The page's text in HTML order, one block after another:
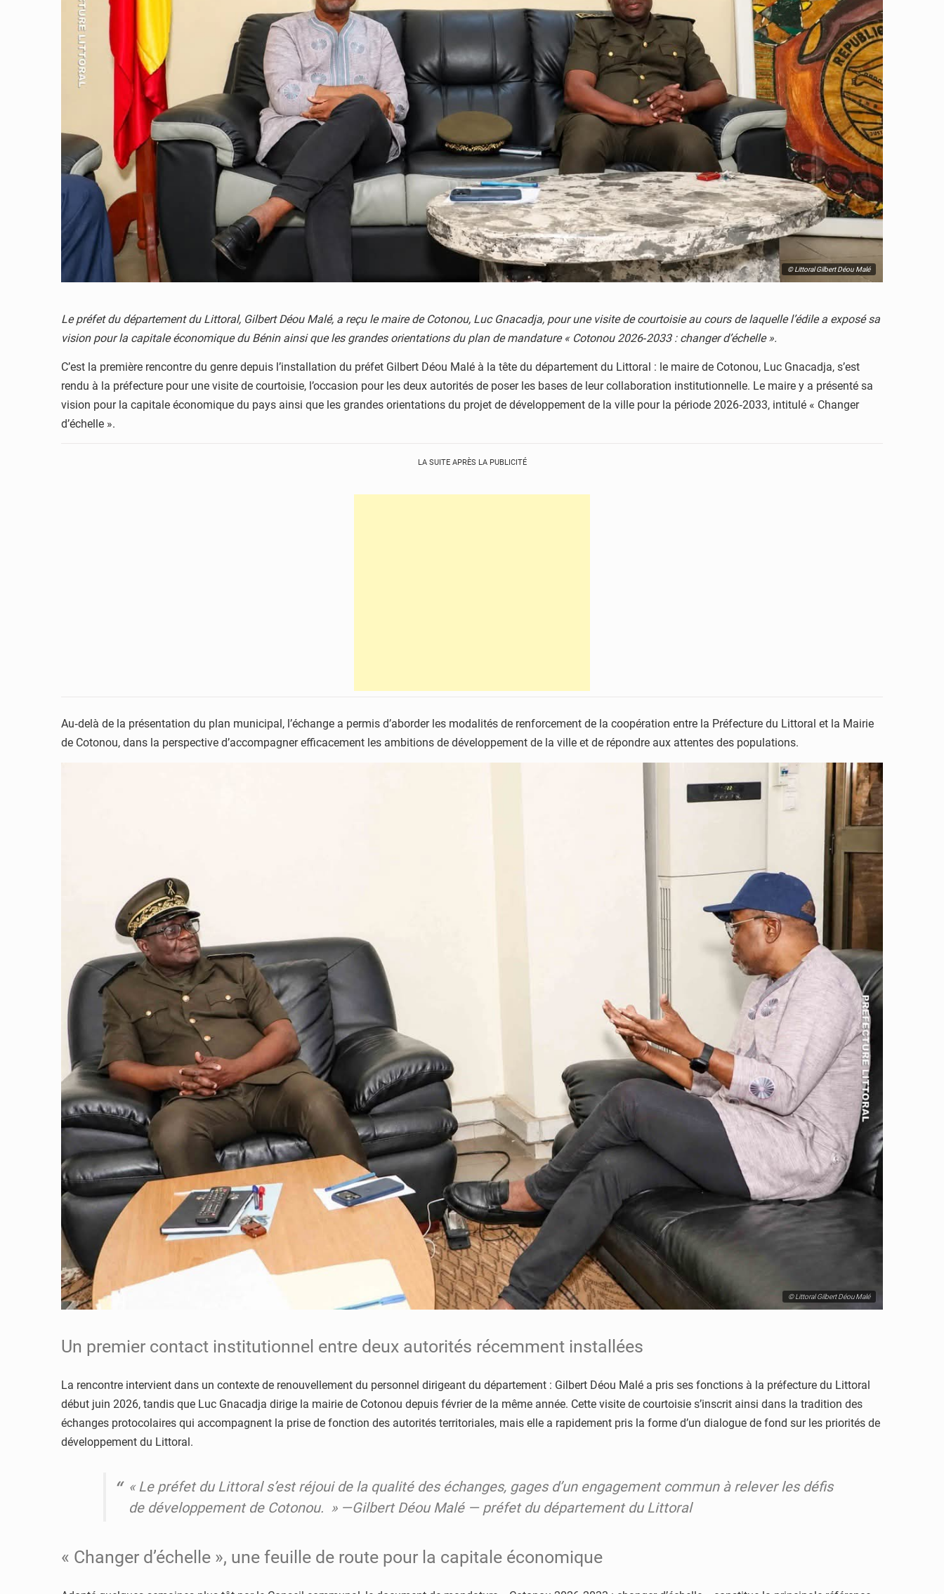
© Littoral Gilbert Déou Malé
Le préfet du département du Littoral, Gilbert Déou Malé, a reçu le maire de Cotonou, Luc Gnacadja, pour une visite de courtoisie au cours de laquelle l’édile a exposé sa
vision pour la capitale économique du Bénin ainsi que les grandes orientations du plan de mandature « Cotonou 2026‑2033 : changer d’échelle ».
C’est la première rencontre du genre depuis l’installation du préfet Gilbert Déou Malé à la tête du département du Littoral : le maire de Cotonou, Luc Gnacadja, s’est
rendu à la préfecture pour une visite de courtoisie, l’occasion pour les deux autorités de poser les bases de leur collaboration institutionnelle. Le maire y a présenté sa
vision pour la capitale économique du pays ainsi que les grandes orientations du projet de développement de la ville pour la période 2026‑2033, intitulé « Changer
d’échelle ».
LA SUITE APRÈS LA PUBLICITÉ
Au‑delà de la présentation du plan municipal, l’échange a permis d’aborder les modalités de renforcement de la coopération entre la Préfecture du Littoral et la Mairie
de Cotonou, dans la perspective d’accompagner efficacement les ambitions de développement de la ville et de répondre aux attentes des populations.
© Littoral Gilbert Déou Malé
Un premier contact institutionnel entre deux autorités récemment installées
La rencontre intervient dans un contexte de renouvellement du personnel dirigeant du département : Gilbert Déou Malé a pris ses fonctions à la préfecture du Littoral
début juin 2026, tandis que Luc Gnacadja dirige la mairie de Cotonou depuis février de la même année. Cette visite de courtoisie s’inscrit ainsi dans la tradition des
échanges protocolaires qui accompagnent la prise de fonction des autorités territoriales, mais elle a rapidement pris la forme d’un dialogue de fond sur les priorités de
développement du Littoral.
« Le préfet du Littoral s’est réjoui de la qualité des échanges, gages d’un engagement commun à relever les défis
de développement de Cotonou. » —Gilbert Déou Malé — préfet du département du Littoral
« Changer d’échelle », une feuille de route pour la capitale économique